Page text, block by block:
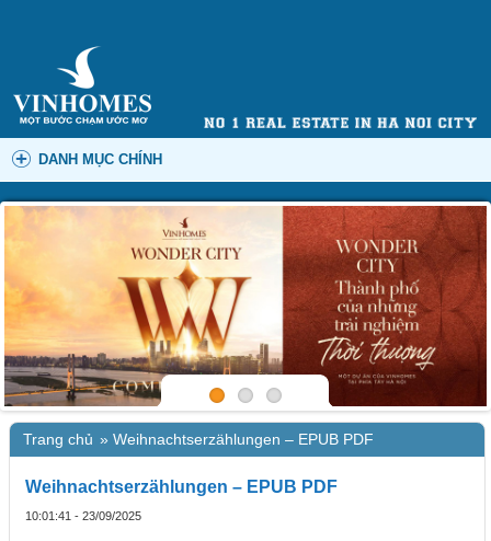
DANH MỤC CHÍNH
Trang chủ » Weihnachtserzählungen – EPUB PDF
Weihnachtserzählungen – EPUB PDF
10:01:41 - 23/09/2025